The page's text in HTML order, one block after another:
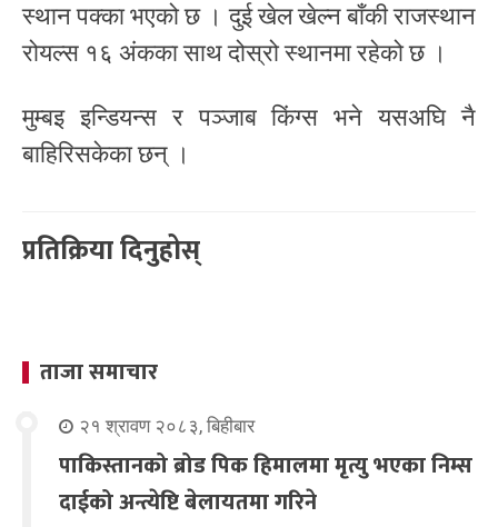
स्थान पक्का भएको छ । दुई खेल खेल्न बाँकी राजस्थान
रोयल्स १६ अंकका साथ दोस्रो स्थानमा रहेको छ ।
मुम्बइ इन्डियन्स र पञ्जाब किंग्स भने यसअघि नै
बाहिरिसकेका छन् ।
प्रतिक्रिया दिनुहोस्
ताजा समाचार
२१ श्रावण २०८३, बिहीबार
पाकिस्तानको ब्रोड पिक हिमालमा मृत्यु भएका निम्स
दाईको अन्त्येष्टि बेलायतमा गरिने